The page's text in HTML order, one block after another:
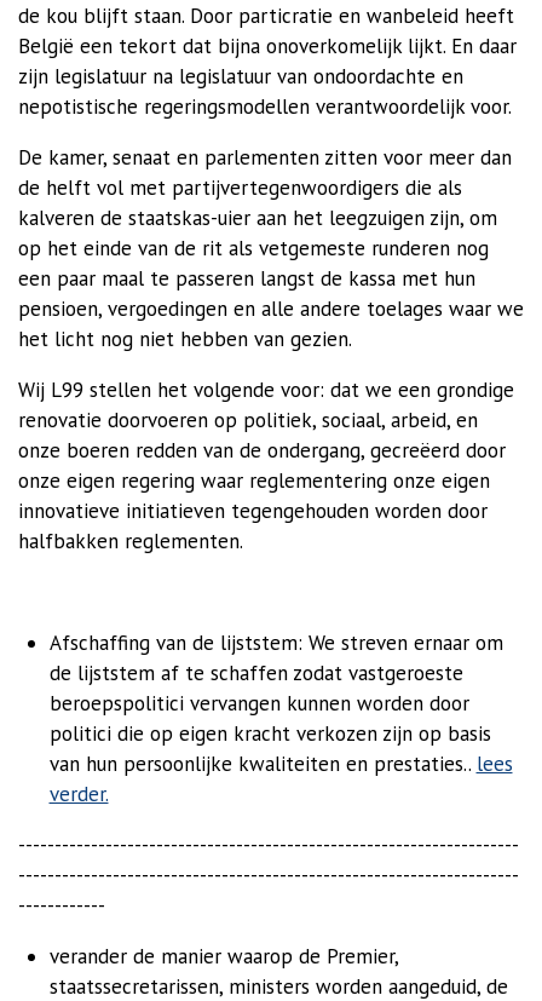
de kou blijft staan. Door particratie en wanbeleid heeft
België een tekort dat bijna onoverkomelijk lijkt. En daar
zijn legislatuur na legislatuur van ondoordachte en
nepotistische regeringsmodellen verantwoordelijk voor.
De kamer, senaat en parlementen zitten voor meer dan
de helft vol met partijvertegenwoordigers die als
kalveren de staatskas-uier aan het leegzuigen zijn, om
op het einde van de rit als vetgemeste runderen nog
een paar maal te passeren langst de kassa met hun
pensioen, vergoedingen en alle andere toelages waar we
het licht nog niet hebben van gezien.
Wij L99 stellen het volgende voor: dat we een grondige
renovatie doorvoeren op politiek, sociaal, arbeid, en
onze boeren redden van de ondergang, gecreëerd door
onze eigen regering waar reglementering onze eigen
innovatieve initiatieven tegengehouden worden door
halfbakken reglementen.
Afschaffing van de lijststem: We streven ernaar om
de lijststem af te schaffen zodat vastgeroeste
beroepspolitici vervangen kunnen worden door
politici die op eigen kracht verkozen zijn op basis
van hun persoonlijke kwaliteiten en prestaties.. lees
verder.
---------------------------------------------------------------------
---------------------------------------------------------------------
------------
verander de manier waarop de Premier,
staatssecretarissen, ministers worden aangeduid, de